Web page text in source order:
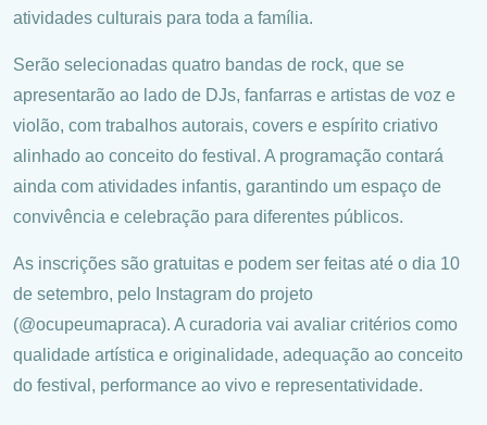
atividades culturais para toda a família.
Serão selecionadas quatro bandas de rock, que se
apresentarão ao lado de DJs, fanfarras e artistas de voz e
violão, com trabalhos autorais, covers e espírito criativo
alinhado ao conceito do festival. A programação contará
ainda com atividades infantis, garantindo um espaço de
convivência e celebração para diferentes públicos.
As inscrições são gratuitas e podem ser feitas até o dia 10
de setembro, pelo Instagram do projeto
(@ocupeumapraca). A curadoria vai avaliar critérios como
qualidade artística e originalidade, adequação ao conceito
do festival, performance ao vivo e representatividade.